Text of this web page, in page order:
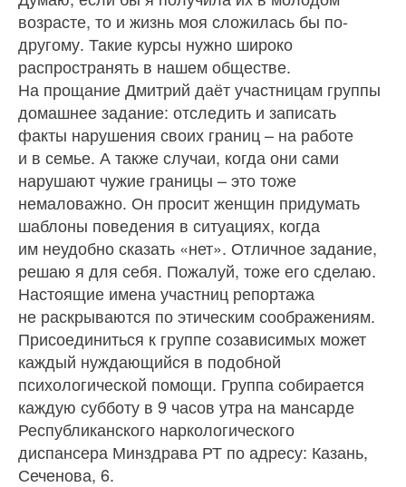
возрасте, то и жизнь моя сложилась бы по-
другому. Такие курсы нужно широко
распространять в нашем обществе.
На прощание Дмитрий даёт участницам группы
домашнее задание: отследить и записать
факты нарушения своих границ – на работе
и в семье. А также случаи, когда они сами
нарушают чужие границы – это тоже
немаловажно. Он просит женщин придумать
шаблоны поведения в ситуациях, когда
им неудобно сказать «нет». Отличное задание,
решаю я для себя. Пожалуй, тоже его сделаю.
Настоящие имена участниц репортажа
не раскрываются по этическим соображениям.
Присоединиться к группе созависимых может
каждый нуждающийся в подобной
психологической помощи. Группа собирается
каждую субботу в 9 часов утра на мансарде
Республиканского наркологического
диспансера Минздрава РТ по адресу: Казань,
Сеченова, 6.